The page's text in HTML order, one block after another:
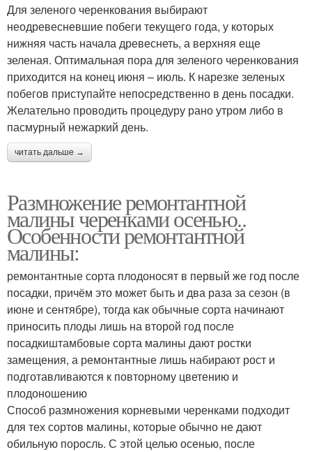
Для зеленого черенкования выбирают
неодревесневшие побеги текущего года, у которых
нижняя часть начала древеснеть, а верхняя еще
зеленая. Оптимальная пора для зеленого черенкования
приходится на конец июня – июль. К нарезке зеленых
побегов приступайте непосредственно в день посадки.
Желательно проводить процедуру рано утром либо в
пасмурный нежаркий день.
читать дальше →
Размножение ремонтантной
малины черенками осенью..
Особенности ремонтантной
малины:
ремонтантные сорта плодоносят в первый же год после
посадки, причём это может быть и два раза за сезон (в
июне и сентябре), тогда как обычные сорта начинают
приносить плоды лишь на второй год после
посадкиштамбовые сорта малины дают ростки
замещения, а ремонтантные лишь набирают рост и
подготавливаются к повторному цветению и
плодоношению
Способ размножения корневыми черенками подходит
для тех сортов малины, которые обычно не дают
обильную поросль. С этой целью осенью, после